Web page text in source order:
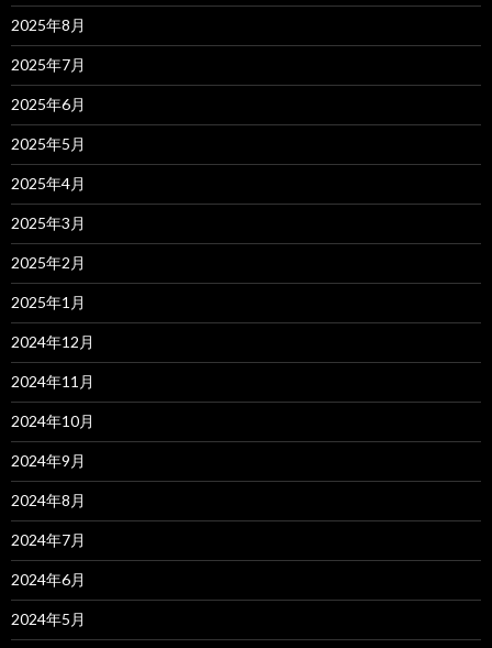
2025年8月
2025年7月
2025年6月
2025年5月
2025年4月
2025年3月
2025年2月
2025年1月
2024年12月
2024年11月
2024年10月
2024年9月
2024年8月
2024年7月
2024年6月
2024年5月